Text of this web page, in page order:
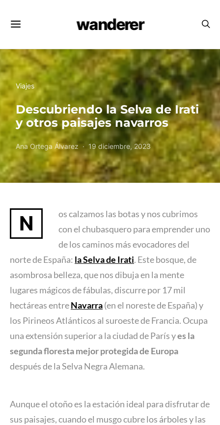
wanderer
Viajes
Descubriendo la Selva de Irati
y otros paisajes navarros
Ana Ortega Álvarez 19 diciembre, 2023
N
os calzamos las botas y nos cubrimos
con el chubasquero para emprender uno
de los caminos más evocadores del
norte de España: la Selva de Irati. Este bosque, de
asombrosa belleza, que nos dibuja en la mente
lugares mágicos de fábulas, discurre por 17 mil
hectáreas entreNavarra(en el noreste de España) y
los Pirineos Atlánticos al suroeste de Francia. Ocupa
una extensión superior a la ciudad de París yes la
segunda floresta mejor protegida de Europa
después de la Selva Negra Alemana.
Aunque el otoño es la estación ideal para disfrutar de
sus paisajes, cuando el musgo cubre los árboles y las